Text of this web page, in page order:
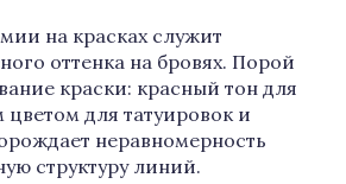
на красках служит
оттенка на бровях. Порой
краски: красный тон для
цветом для татуировок и
неравномерность
структуру линий.